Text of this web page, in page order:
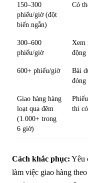
150–300
phiếu/giờ (đột
biến ngắn)
Có
300–600
phiếu/giờ
Xem
động
600+ phiếu/giờ
Bài
đóng
Giao hàng hàng
loạt qua đêm
(1.000+ trong
6 giờ)
thi
Cách khắc phục: Yêu
làm việc giao hàng